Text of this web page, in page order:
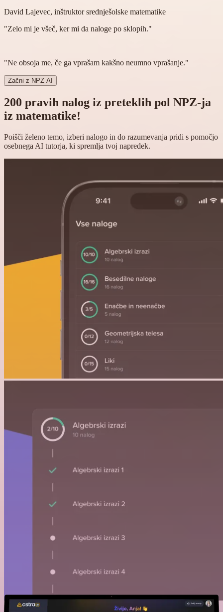
David Lajevec, inštruktor srednješolske matematike
"Zelo mi je všeč, ker mi da naloge po sklopih."
"Ne obsoja me, če ga vprašam kakšno neumno vprašanje."
Začni z NPZ AI
200 pravih nalog iz preteklih pol NPZ-ja
iz matematike!
Poišči želeno temo, izberi nalogo in do razumevanja pridi s pomočjo
osebnega AI tutorja, ki spremlja tvoj napredek.